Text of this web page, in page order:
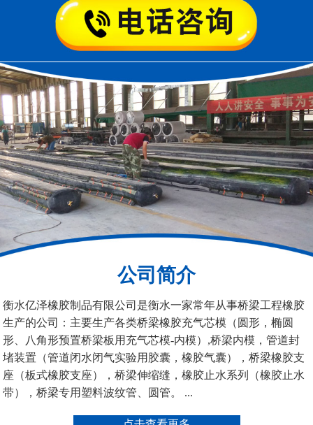
空心板内模 桥梁空心板气囊
桥梁空心板气囊 八角桥梁板内模
堵）
公司简介
衡水亿泽橡胶制品有限公司是衡水一家常年从事桥梁工程橡胶
生产的公司：主要生产各类桥梁橡胶充气芯模（圆形，椭圆
形、八角形预置桥梁板用充气芯模-内模）,桥梁内模，管道封
堵装置（管道闭水闭气实验用胶囊，橡胶气囊），桥梁橡胶支
座（板式橡胶支座），桥梁伸缩缝，橡胶止水系列（橡胶止水
带），桥梁专用塑料波纹管、圆管。 ...